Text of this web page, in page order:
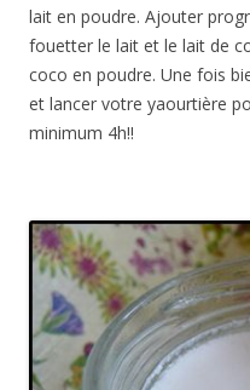
lait en poudre. Ajouter
fouetter le lait et le lait de
coco en poudre. Une fois
et lancer votre yaourtière
minimum 4h!!